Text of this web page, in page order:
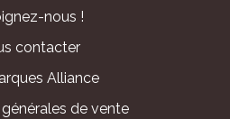
nous !
contacter
Alliance
de vente